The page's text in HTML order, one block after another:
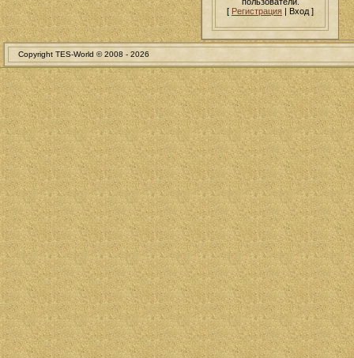
[ Регистрация | Вход ]
Copyright TES-World © 2008 - 2026